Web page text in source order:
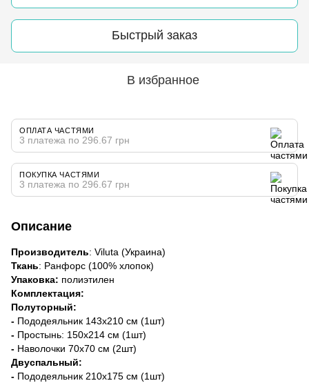
Быстрый заказ
В избранное
ОПЛАТА ЧАСТЯМИ
3 платежа по 296.67 грн
ПОКУПКА ЧАСТЯМИ
3 платежа по 296.67 грн
Описание
Производитель: Viluta (Украина)
Ткань: Ранфорс (100% хлопок)
Упаковка: полиэтилен
Комплектация:
Полуторный:
- Пододеяльник 143х210 см (1шт)
- Простынь: 150х214 см (1шт)
- Наволочки 70х70 см (2шт)
Двуспальный:
- Пододеяльник 210х175 см (1шт)